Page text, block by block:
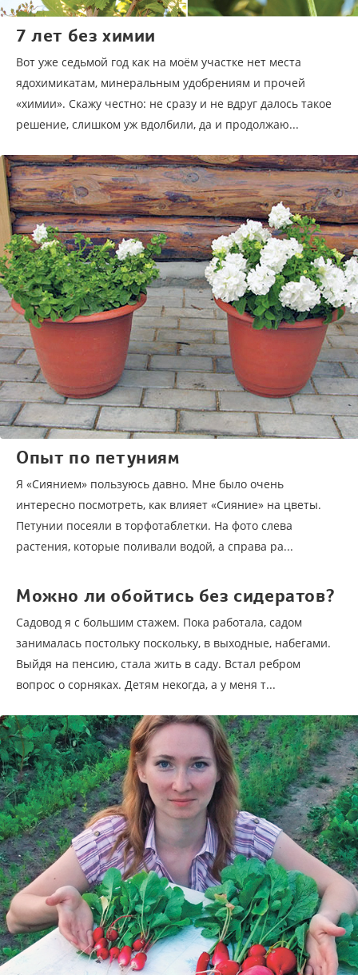
7 лет без химии
Вот уже седьмой год как на моём участке нет места
ядохимикатам, минеральным удобрениям и прочей
«химии». Скажу честно: не сразу и не вдруг далось такое
решение, слишком уж вдолбили, да и продолжаю...
Опыт по петуниям
Я «Сиянием» пользуюсь давно. Мне было очень
интересно посмотреть, как влияет «Сияние» на цветы.
Петунии посеяли в торфотаблетки. На фото слева
растения, которые поливали водой, а справа ра...
Можно ли обойтись без сидератов?
Садовод я с большим стажем. Пока работала, садом
занималась постольку поскольку, в выходные, набегами.
Выйдя на пенсию, стала жить в саду. Встал ребром
вопрос о сорняках. Детям некогда, а у меня т...